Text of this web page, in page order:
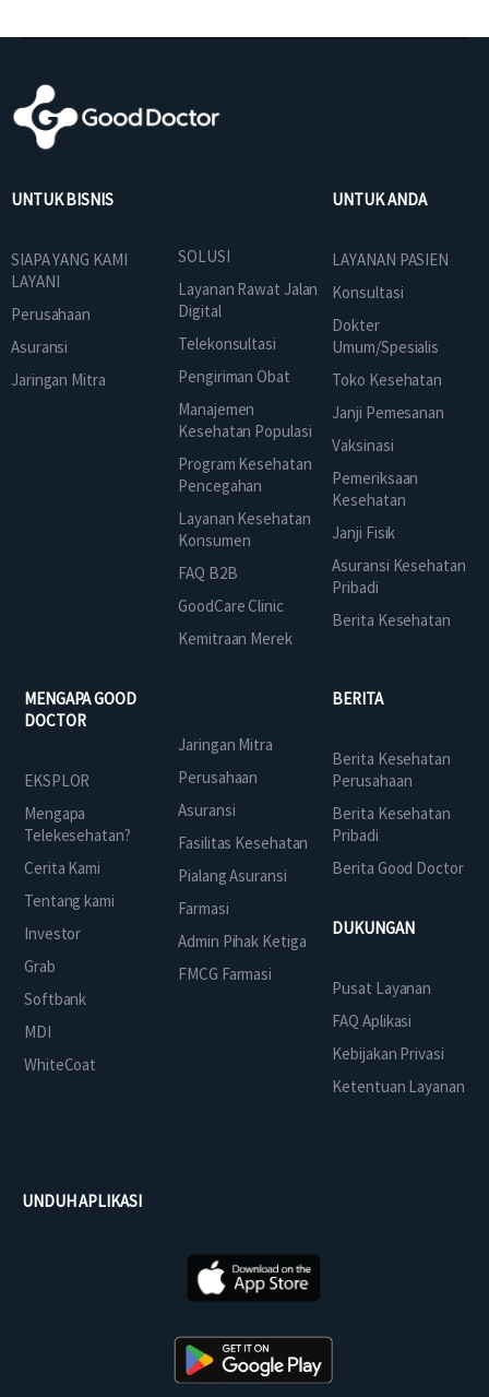
UNTUK BISNIS
SIAPA YANG KAMI
LAYANI
Perusahaan
Asuransi
Jaringan Mitra
SOLUSI
Layanan Rawat Jalan
Digital
Telekonsultasi
Pengiriman Obat
Manajemen
Kesehatan Populasi
Program Kesehatan
Pencegahan
Layanan Kesehatan
Konsumen
FAQ B2B
GoodCare Clinic
Kemitraan Merek
UNTUK ANDA
LAYANAN PASIEN
Konsultasi
Dokter
Umum/Spesialis
Toko Kesehatan
Janji Pemesanan
Vaksinasi
Pemeriksaan
Kesehatan
Janji Fisik
Asuransi Kesehatan
Pribadi
Berita Kesehatan
MENGAPA GOOD
DOCTOR
EKSPLOR
Mengapa
Telekesehatan?
Cerita Kami
Tentang kami
Investor
Grab
Softbank
MDI
WhiteCoat
Jaringan Mitra
Perusahaan
Asuransi
Fasilitas Kesehatan
Pialang Asuransi
Farmasi
Admin Pihak Ketiga
FMCG Farmasi
BERITA
Berita Kesehatan
Perusahaan
Berita Kesehatan
Pribadi
Berita Good Doctor
DUKUNGAN
Pusat Layanan
FAQ Aplikasi
Kebijakan Privasi
Ketentuan Layanan
UNDUH APLIKASI